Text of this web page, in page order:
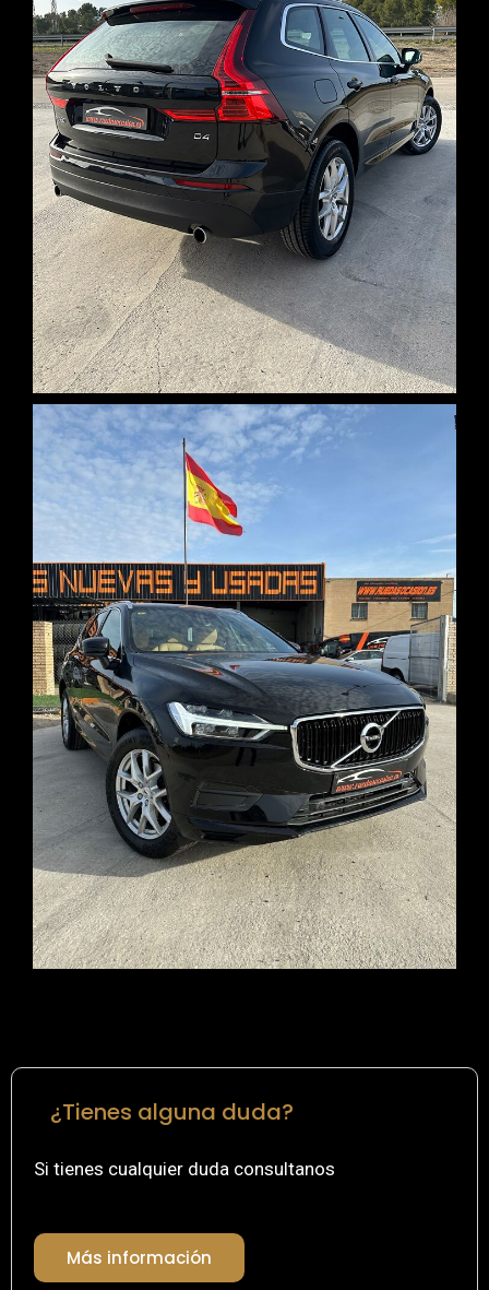
¿Tienes alguna duda?
Si tienes cualquier duda consultanos
Más información